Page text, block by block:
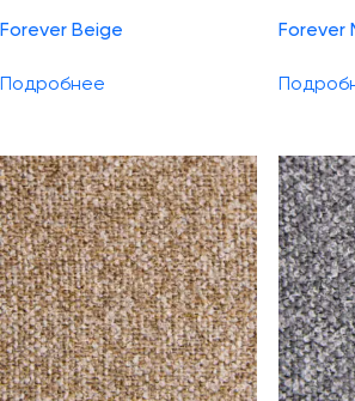
Forever Beige
Подробнее
Forever